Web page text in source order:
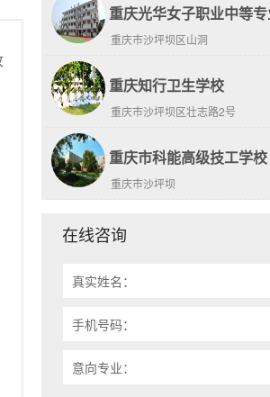
重庆光华女子职业中等
重庆市沙坪坝区山洞
重庆知行卫生学校
重庆市沙坪坝区壮志路2号
重庆市科能高级技工学校
重庆市沙坪坝
在线咨询
真实姓名：
手机号码：
意向专业：